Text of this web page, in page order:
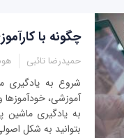
چگونه با
حمیدرضا تائبی
شروع به یادگیری
آموزشی،
به یادگیری ماشین
بتوانید به شکل